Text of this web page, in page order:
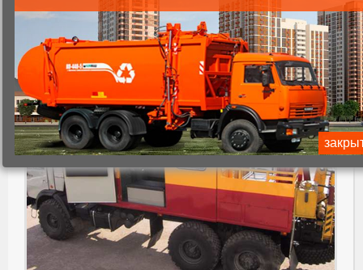
Передвижная ремонтная
мастерская ПРМ-5820